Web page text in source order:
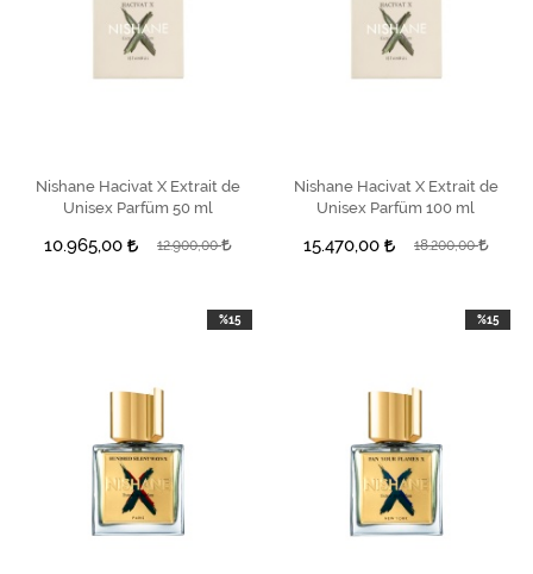
SEPETE EKLE
Nishane Hacivat X Extrait de
Unisex Parfüm 50 ml
10.965,00 12.900,00
SEPETE EKLE
Nishane Hacivat X Extrait de
Unisex Parfüm 100 ml
15.470,00 18.200,00
%15 %15